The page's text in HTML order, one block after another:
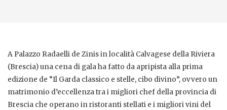
A Palazzo Radaelli de Zinis in località Calvagese della Riviera
(Brescia) una cena di gala ha fatto da apripista alla prima
edizione de “Il Garda classico e stelle, cibo divino”, ovvero un
matrimonio d’eccellenza tra i migliori chef della provincia di
Brescia che operano in ristoranti stellati e i migliori vini del